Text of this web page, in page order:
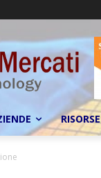
RISORSE